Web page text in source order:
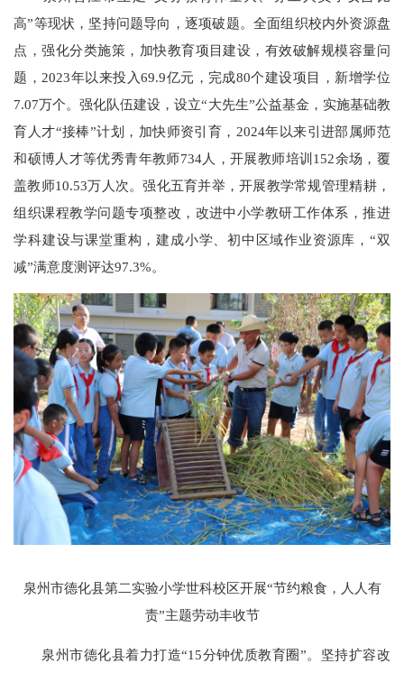
高”等现状，坚持问题导向，逐项破题。全面组织校内外资源盘
点，强化分类施策，加快教育项目建设，有效破解规模容量问
题，2023年以来投入69.9亿元，完成80个建设项目，新增学位
7.07万个。强化队伍建设，设立“大先生”公益基金，实施基础教
育人才“接棒”计划，加快师资引育，2024年以来引进部属师范
和硕博人才等优秀青年教师734人，开展教师培训152余场，覆
盖教师10.53万人次。强化五育并举，开展教学常规管理精耕，
组织课程教学问题专项整改，改进中小学教研工作体系，推进
学科建设与课堂重构，建成小学、初中区域作业资源库，“双
减”满意度测评达97.3%。
泉州市德化县第二实验小学世科校区开展“节约粮食，人人有
责”主题劳动丰收节
泉州市德化县着力打造“15分钟优质教育圈”。坚持扩容改